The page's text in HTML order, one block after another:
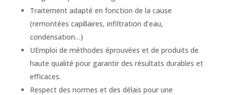
Traitement adapté en fonction de la cause
(remontées capillaires, infiltration d’eau,
condensation…)
UEmploi de méthodes éprouvées et de produits de
haute qualité pour garantir des résultats durables et
efficaces.
Respect des normes et des délais pour une